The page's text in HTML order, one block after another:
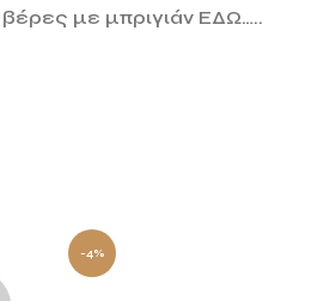
με μπριγιάν ΕΔΩ…..
-4%